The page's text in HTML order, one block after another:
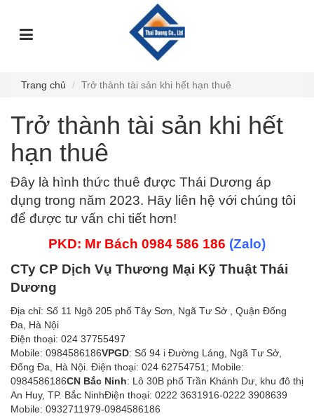
CHỦ
THIỆU
VỤ
KIỆN
TƯ
PHẨM
Trang chủ Trở thành tài sản khi hết hạn thuê
Trở thành tài sản khi hết
hạn thuê
Đây là hình thức thuê được Thái Dương áp
dụng trong năm 2023. Hãy liên hệ với chúng tôi
để được tư vấn chi tiết hơn!
PKD: Mr Bách 0984 586 186 (Zalo)
CTy CP Dịch Vụ Thương Mại Kỹ Thuật Thái
Dương
Địa chỉ: Số 11 Ngõ 205 phố Tây Sơn, Ngã Tư Sở , Quận Đống
Đa, Hà Nội
Điện thoại: 024 37755497
Mobile: 0984586186VPGD: Số 94 i Đường Láng, Ngã Tư Sở,
Đống Đa, Hà Nội. Điện thoại: 024 62754751; Mobile:
0984586186CN Bắc Ninh: Lô 30B phố Trần Khánh Dư, khu đô thị
An Huy, TP. Bắc NinhĐiện thoại: 0222 3631916-0222 3908639
Mobile: 0932711979-0984586186